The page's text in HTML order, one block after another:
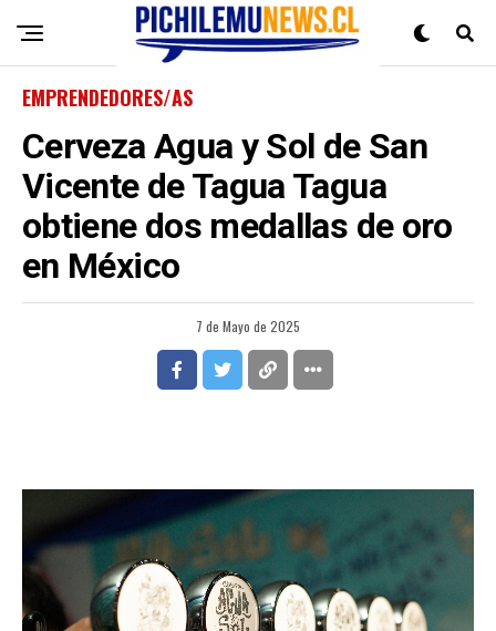
EMPRENDEDORES/AS
Cerveza Agua y Sol de San
Vicente de Tagua Tagua
obtiene dos medallas de oro
en México
7 de Mayo de 2025